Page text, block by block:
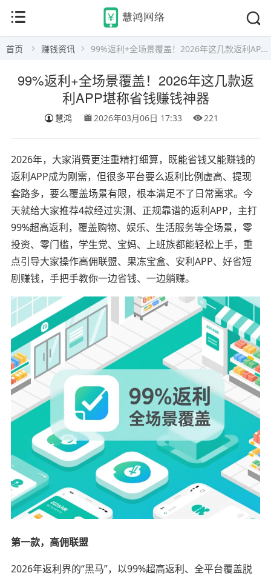
首页 赚钱资讯 99%返利+全场景覆盖！2026年这几款返利APP堪称省钱赚钱神器
99%返利+全场景覆盖！2026年这几款返
利APP堪称省钱赚钱神器
慧鸿 2026年03月06日 17:33 221
2026年，大家消费更注重精打细算，既能省钱又能赚钱的
返利APP成为刚需，但很多平台要么返利比例虚高、提现
套路多，要么覆盖场景有限，根本满足不了日常需求。今
天就给大家推荐4款经过实测、正规靠谱的返利APP，主打
99%超高返利，覆盖购物、娱乐、生活服务等全场景，零
投资、零门槛，学生党、宝妈、上班族都能轻松上手，重
点引导大家操作高佣联盟、果冻宝盒、安利APP、好省短
剧赚钱，手把手教你一边省钱、一边躺赚。
第一款，高佣联盟
2026年返利界的“黑马”，以99%超高返利、全平台覆盖脱